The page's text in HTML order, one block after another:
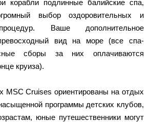
корабли подлинные балийские спа,
выбор оздоровительных и
Ваше дополнительное
вид на море (все спа-
сборы за них оплачиваются
круиза).
MSC Cruises ориентированы на отдых
программы детских клубов,
юные путешественники могут